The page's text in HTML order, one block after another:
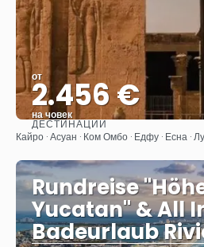
от
2.456 €
на човек
Вижте
ДЕСТИНАЦИИ
Кайро · Асуан · Ком Омбо · Едфу · Есна ·
Rundreise
Yucatan" & All
Badeurlaub